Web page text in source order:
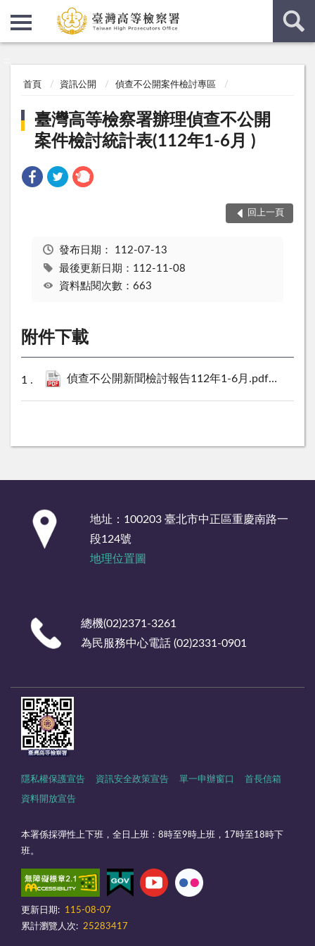
首頁 資訊公開 偵查不公開案件檢討專區
臺灣高等檢察署辦理偵查不公開
案件檢討統計表(112年1-6月 )
回上一頁
發布日期： 112-07-13
最後更新日期：112-11-08
資料點閱次數：663
附件下載
偵查不公開新聞檢討報告112年1-6月.pdf 46 KB
地址：100203 臺北市中正區重慶南路一
段124號
地理位置圖
總機(02)2371-3261
為民服務中心電話 (02)2331-0901
隱私權保護宣告 資訊安全政策宣告 單一申辦窗口 首長信箱
資料開放宣告
本署係採彈性上下班，全日上班：8時至9時上班，17時至18時下
班。
更新日期:
115-08-07
累計瀏覽人次:
25283417